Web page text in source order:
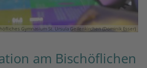
Gymnasium St. Ursula Geilenkirchen (Dominik Esser)
am Bischöflichen